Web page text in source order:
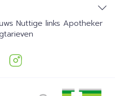
Nuttige links Apotheker